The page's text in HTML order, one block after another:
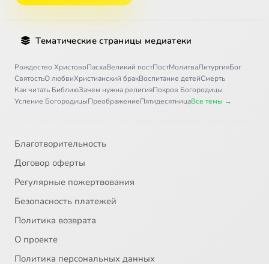
Тематические страницы медиатеки
Рождество ХристовоПасхаВеликий постПостМолитваЛитургияБог
СвятостьО любвиХристианский бракВоспитание детейСмерть
Как читать БиблиюЗачем нужна религияПокров Богородицы
Успение БогородицыПреображениеПятидесятницаВсе темы →
Благотворительность
Договор оферты
Регулярные пожертвования
Безопасность платежей
Политика возврата
О проекте
Политика персональных данных